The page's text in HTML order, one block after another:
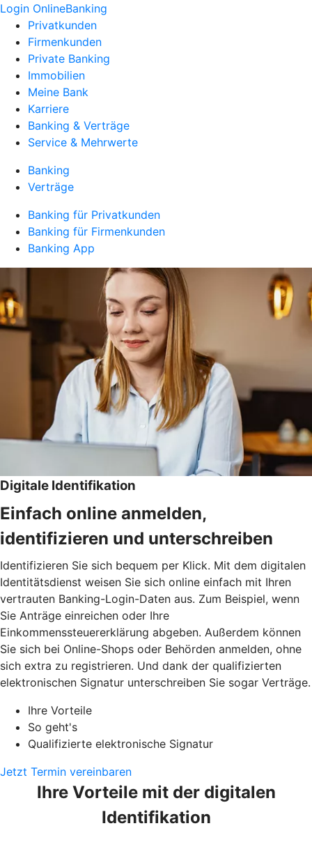
Login OnlineBanking
Privatkunden
Firmenkunden
Private Banking
Immobilien
Meine Bank
Karriere
Banking & Verträge
Service & Mehrwerte
Banking
Verträge
Banking für Privatkunden
Banking für Firmenkunden
Banking App
Digitale Identifikation
Einfach online anmelden,
identifizieren und unterschreiben
Identifizieren Sie sich bequem per Klick. Mit dem digitalen
Identitätsdienst weisen Sie sich online einfach mit Ihren
vertrauten Banking-Login-Daten aus. Zum Beispiel, wenn
Sie Anträge einreichen oder Ihre
Einkommenssteuererklärung abgeben. Außerdem können
Sie sich bei Online-Shops oder Behörden anmelden, ohne
sich extra zu registrieren. Und dank der qualifizierten
elektronischen Signatur unterschreiben Sie sogar Verträge.
Ihre Vorteile
So geht's
Qualifizierte elektronische Signatur
Jetzt Termin vereinbaren
Ihre Vorteile mit der digitalen
Identifikation